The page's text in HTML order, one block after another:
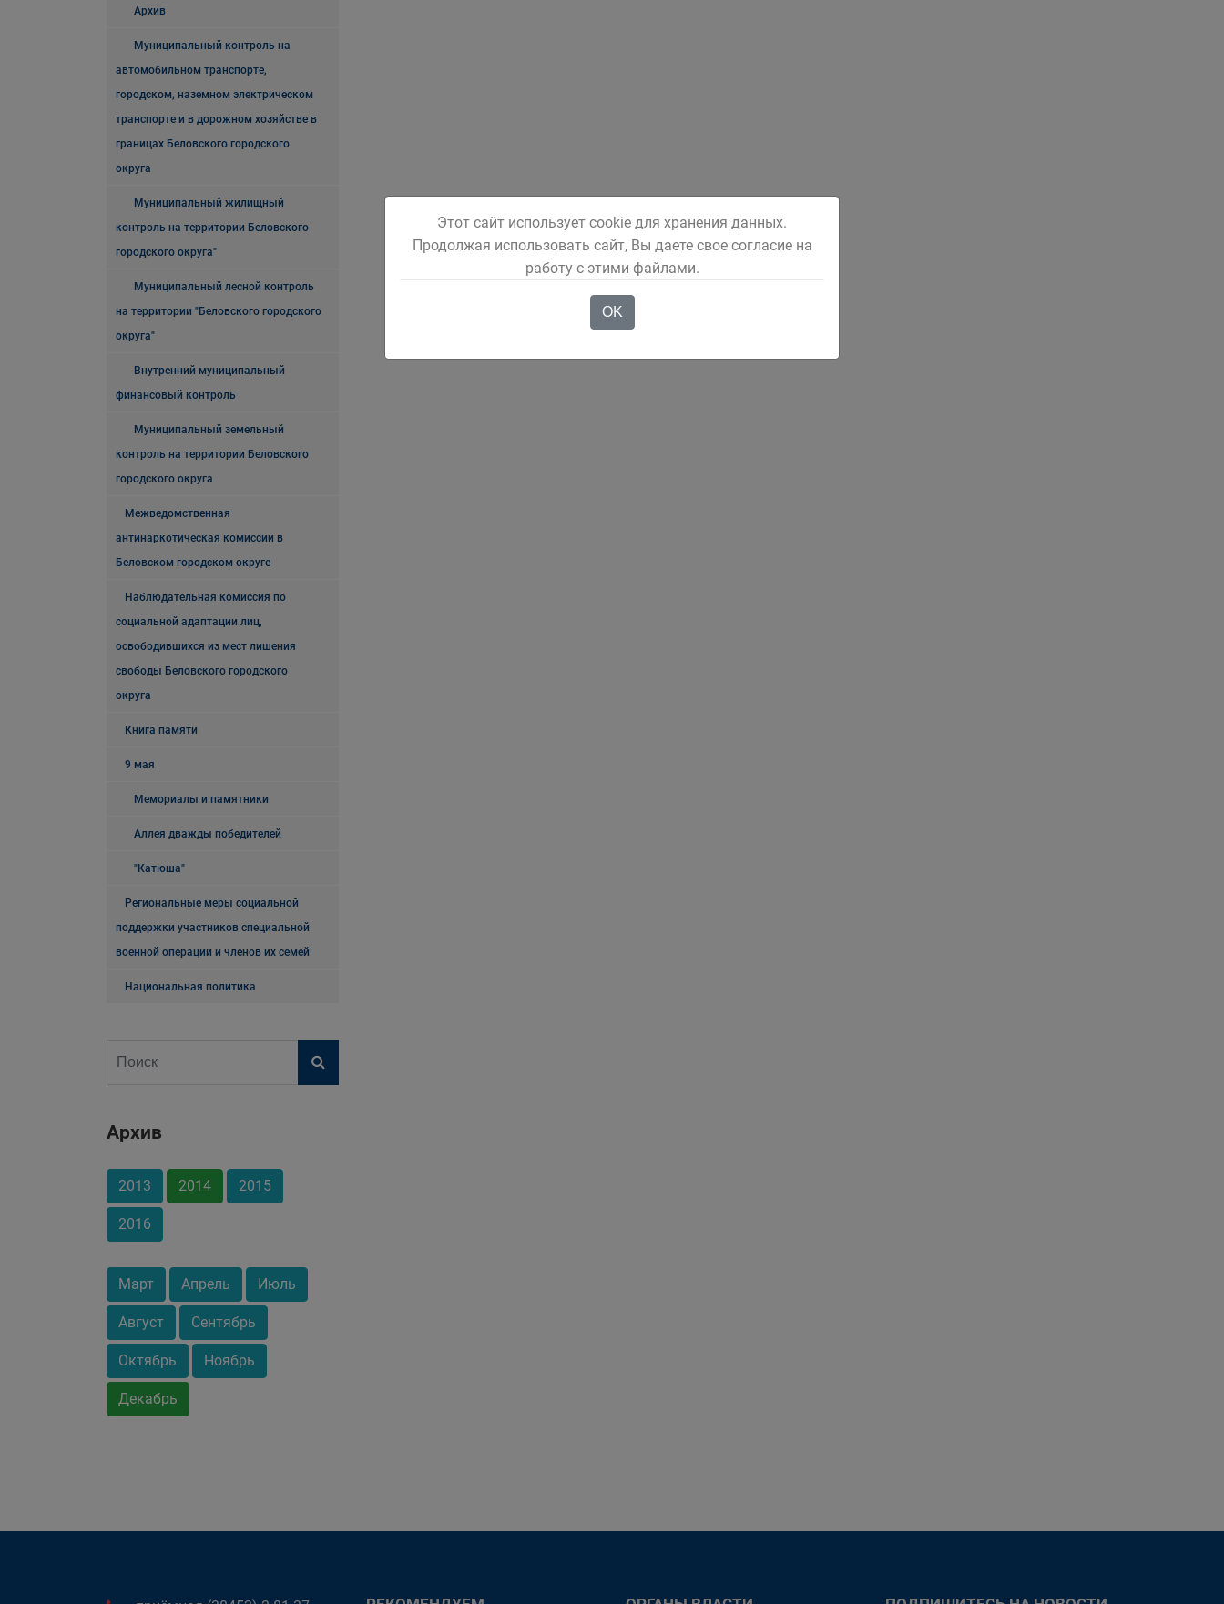
Архив
Муниципальный контроль на
автомобильном транспорте,
городском, наземном электрическом
транспорте и в дорожном хозяйстве в
границах Беловского городского
округа
Муниципальный жилищный
контроль на территории Беловского
городского округа"
Муниципальный лесной контроль
на территории "Беловского городского
округа"
Внутренний муниципальный
финансовый контроль
Муниципальный земельный
контроль на территории Беловского
городского округа
Межведомственная
антинаркотическая комиссии в
Беловском городском округе
Наблюдательная комиссия по
социальной адаптации лиц,
освободившихся из мест лишения
свободы Беловского городского
округа
Книга памяти
9 мая
Мемориалы и памятники
Аллея дважды победителей
"Катюша"
Региональные меры социальной
поддержки участников специальной
военной операции и членов их семей
Национальная политика
Архив
2013 2014 2015
2016
Март Апрель Июль
Август Сентябрь
Октябрь Ноябрь
Декабрь
Этот сайт использует cookie для хранения данных.
Продолжая использовать сайт, Вы даете свое согласие на
работу с этими файлами.
OK